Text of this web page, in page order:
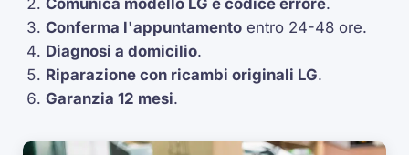
Conferma l'appuntamento entro 24-48 ore.
Diagnosi a domicilio.
Riparazione con ricambi originali LG.
Garanzia 12 mesi.